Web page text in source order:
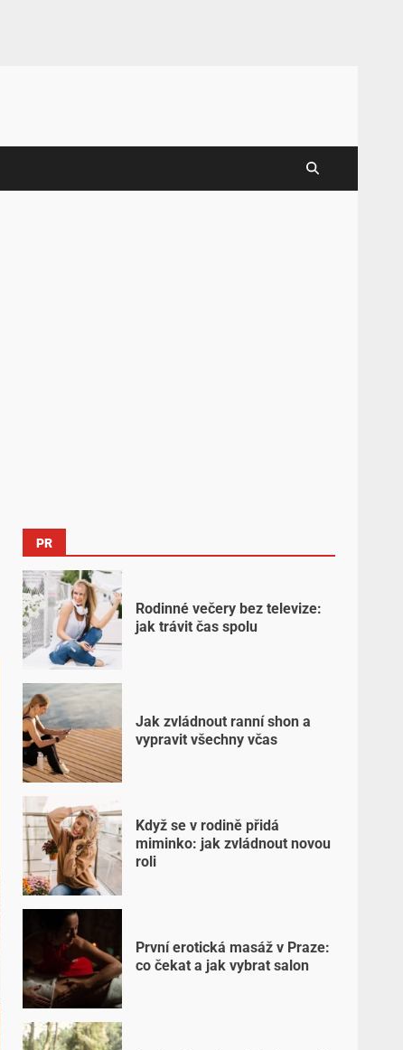
PR
Rodinné večery bez televize:
jak trávit čas spolu
Jak zvládnout ranní shon a
vypravit všechny včas
Když se v rodině přidá
miminko: jak zvládnout novou
roli
První erotická masáž v Praze:
co čekat a jak vybrat salon